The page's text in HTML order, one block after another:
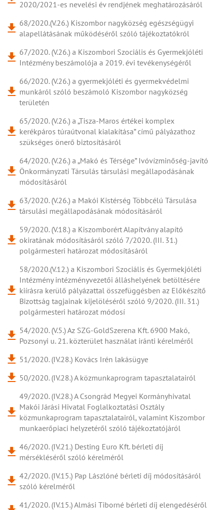
2020/2021-es nevelési év rendjének meghatározásáról
68/2020.(V.26.) Kiszombor nagyközség egészségügyi
alapellátásának működéséről szóló tájékoztatókról
67/2020. (V.26.) a Kiszombori Szociális és Gyermekjóléti
Intézmény beszámolója a 2019. évi tevékenységéről
66/2020. (V.26.) a gyermekjóléti és gyermekvédelmi
munkáról szóló beszámoló Kiszombor nagyközség
területén
65/2020. (V.26.) a „Tisza-Maros értékei komplex
kerékpáros túraútvonal kialakítása” című pályázathoz
szükséges önerő biztosításáról
64/2020. (V.26.) a „Makó és Térsége” Ivóvízminőség-javító
Önkormányzati Társulás társulási megállapodásának
módosításáról
63/2020. (V.26.) a Makói Kistérség Többcélú Társulása
társulási megállapodásának módosításáról
59/2020. (V.18.) a Kiszomborért Alapítvány alapító
okiratának módosításáról szóló 7/2020. (III. 31.)
polgármesteri határozat módosításáról
58/2020.(V.12.) a Kiszombori Szociális és Gyermekjóléti
Intézmény intézményvezetői álláshelyének betöltésére
kiírásra kerülő pályázattal összefüggésben az Előkészítő
Bizottság tagjainak kijelöléséről szóló 9/2020. (III. 31.)
polgármesteri határozat módosí
54/2020. (V.5.) Az SZG-GoldSzerena Kft. 6900 Makó,
Pozsonyi u. 21. közterület használat iránti kérelméről
51/2020. (IV.28.) Kovács Irén lakásügye
50/2020. (IV.28.) A közmunkaprogram tapasztalatairól
49/2020. (IV.28.) A Csongrád Megyei Kormányhivatal
Makói Járási Hivatal Foglalkoztatási Osztály
közmunkaprogram tapasztalatairól, valamint Kiszombor
munkaerőpiaci helyzetéről szóló tájékoztatójáról
46/2020. (IV.21.) Desting Euro Kft. bérleti díj
mérsékléséről szóló kérelméről
42/2020. (IV.15.) Pap Lászlóné bérleti díj módosításáról
szóló kérelméről
41/2020. (IV.15.) Almási Tiborné bérleti díj elengedéséről